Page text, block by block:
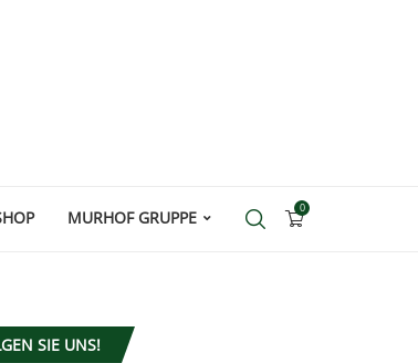
MURHOF GRUPPE 0
SIE UNS!